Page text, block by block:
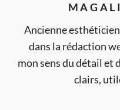
Ancienne
dans la rédaction
mon sens du détail et
clairs,